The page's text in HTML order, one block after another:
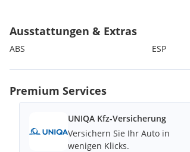
Ausstattungen & Extras
ABS ESP
Premium Services
UNIQA Kfz-Versicherung
Versichern Sie Ihr Auto in
wenigen Klicks.